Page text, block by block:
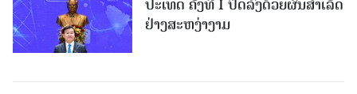
ປະເທດ ຄັ້ງທີ I ປິດລົງດ້ວຍຜົນສໍາເລັດ
ຢ່າງສະຫງ່າງາມ